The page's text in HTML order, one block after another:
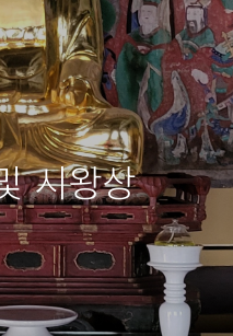
시왕상